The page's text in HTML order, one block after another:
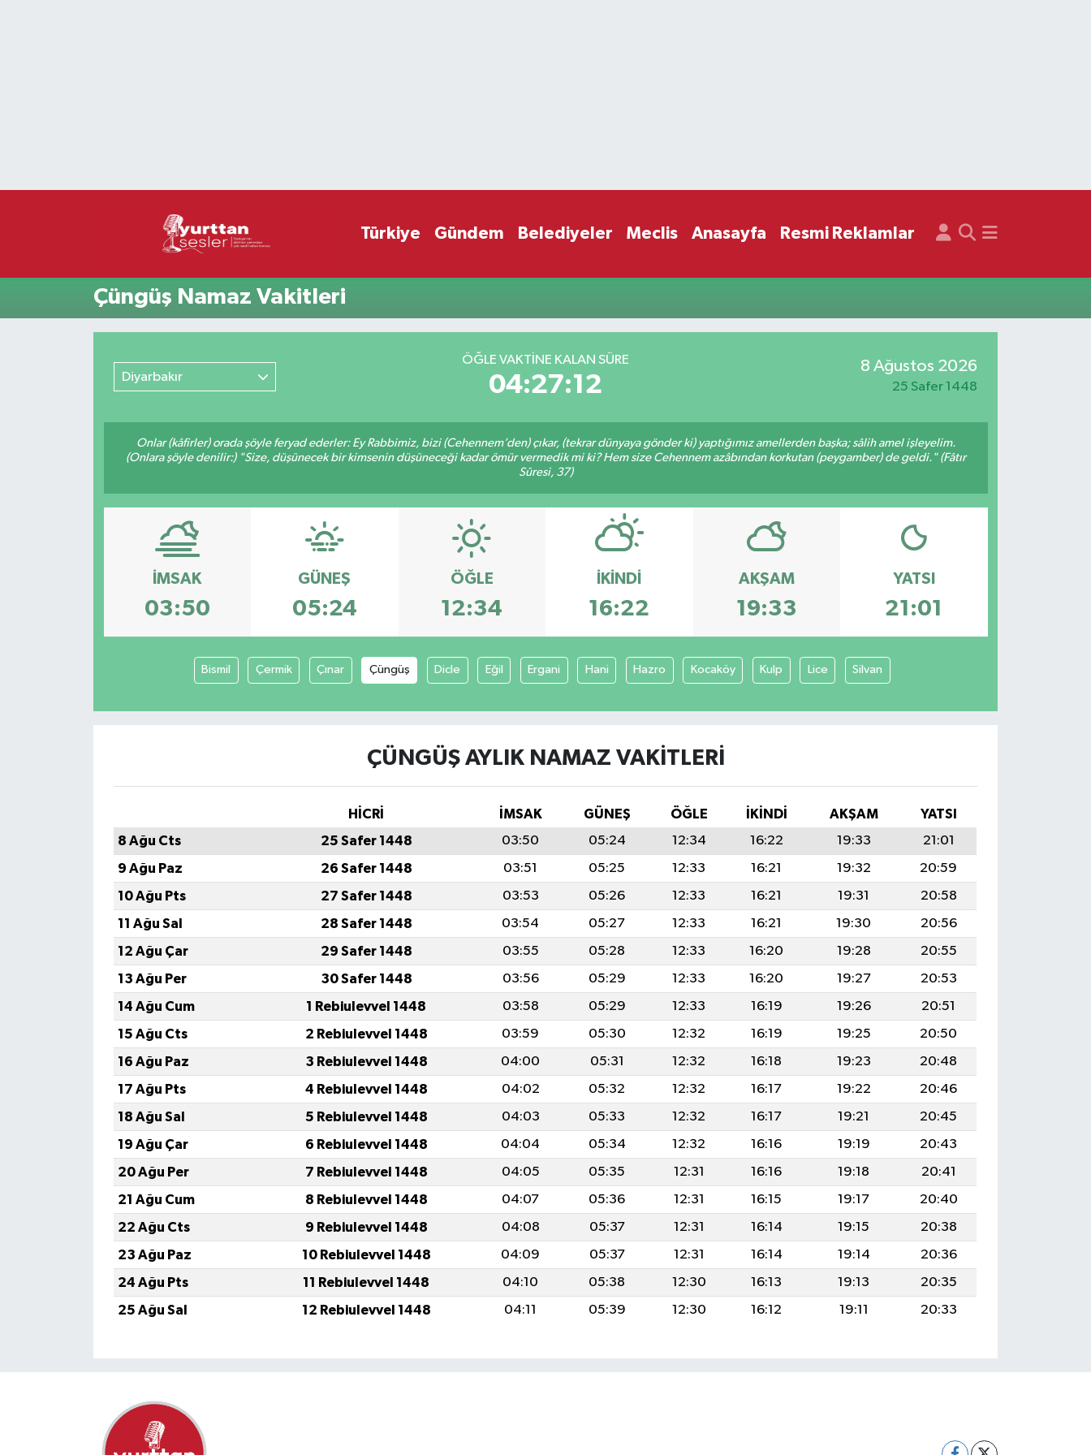
Türkiye Gündem Belediyeler Meclis Anasayfa Resmi Reklamlar
Çüngüş Namaz Vakitleri
Diyarbakır
ÖĞLE VAKTİNE KALAN SÜRE
04:27:12
8 Ağustos 2026
25 Safer 1448
Onlar (kâfirler) orada şöyle feryad ederler: Ey Rabbimiz, bizi (Cehennem’den) çıkar, (tekrar dünyaya gönder ki) yaptığımız amellerden başka; sâlih amel işleyelim.
(Onlara şöyle denilir:) "Size, düşünecek bir kimsenin düşüneceği kadar ömür vermedik mi ki? Hem size Cehennem azâbından korkutan (peygamber) de geldi." (Fâtır
Sûresi, 37)
İMSAK
03:50
GÜNEŞ
05:24
ÖĞLE
12:34
İKINDI
16:22
AKŞAM
19:33
YATSI
21:01
Bismil Çermik Çınar Çüngüş Dicle Eğil Ergani Hani Hazro Kocaköy Kulp Lice Silvan
ÇÜNGÜŞ AYLIK NAMAZ VAKITLERI
HİCRİ İMSAK GÜNEŞ ÖĞLE İKINDI AKŞAM
YATSI
8 Ağu Cts
25 Safer 1448 03:50 05:24 12:34 16:22 19:33
21:01
9 Ağu Paz
26 Safer 1448 03:51 05:25 12:33 16:21 19:32
20:59
10 Ağu Pts
27 Safer 1448 03:53 05:26 12:33 16:21 19:31
20:58
11 Ağu Sal
28 Safer 1448 03:54 05:27 12:33 16:21 19:30
20:56
12 Ağu Çar
29 Safer 1448 03:55 05:28 12:33 16:20 19:28
20:55
13 Ağu Per
30 Safer 1448 03:56 05:29 12:33 16:20 19:27
20:53
14 Ağu Cum
1 Rebiulevvel 1448 03:58 05:29 12:33 16:19 19:26
20:51
15 Ağu Cts
2 Rebiulevvel 1448 03:59 05:30 12:32 16:19 19:25
20:50
16 Ağu Paz
3 Rebiulevvel 1448 04:00 05:31 12:32 16:18 19:23
20:48
17 Ağu Pts
4 Rebiulevvel 1448 04:02 05:32 12:32 16:17 19:22
20:46
18 Ağu Sal
5 Rebiulevvel 1448 04:03 05:33 12:32 16:17 19:21
20:45
19 Ağu Çar
6 Rebiulevvel 1448 04:04 05:34 12:32 16:16 19:19
20:43
20 Ağu Per
7 Rebiulevvel 1448 04:05 05:35 12:31 16:16 19:18
20:41
21 Ağu Cum
8 Rebiulevvel 1448 04:07 05:36 12:31 16:15 19:17
20:40
22 Ağu Cts
9 Rebiulevvel 1448 04:08 05:37 12:31 16:14 19:15
20:38
23 Ağu Paz
10 Rebiulevvel 1448 04:09 05:37 12:31 16:14 19:14
20:36
24 Ağu Pts
11 Rebiulevvel 1448 04:10 05:38 12:30 16:13 19:13
20:35
25 Ağu Sal
12 Rebiulevvel 1448 04:11 05:39 12:30 16:12 19:11 20:33
Süper Lig Puan Durumu ve Fikstür
Son Dakika Haberleri